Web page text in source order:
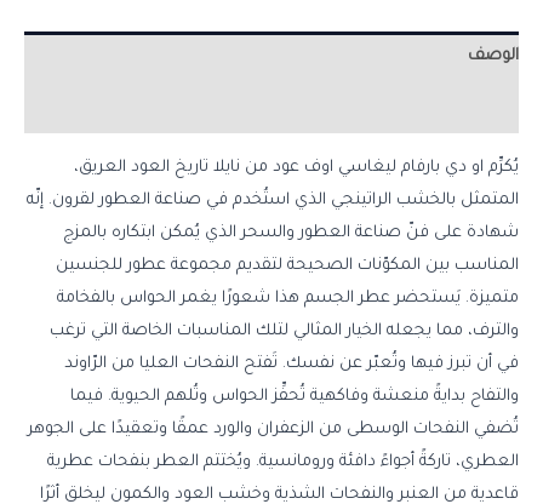
الوصف
يُكرِّم او دي بارفام ليغاسي اوف عود من نايلا تاريخ العود العريق،
المتمثل بالخشب الراتينجي الذي استُخدم في صناعة العطور لقرون. إنّه
شهادة على فنّ صناعة العطور والسحر الذي يُمكن ابتكاره بالمزج
المناسب بين المكوّنات الصحيحة لتقديم مجموعة عطور للجنسين
متميزة. يَستحضر عطر الجسم هذا شعورًا يغمر الحواس بالفخامة
والترف، مما يجعله الخيار المثالي لتلك المناسبات الخاصة التي ترغب
في أن تبرز فيها وتُعبّر عن نفسك. تَفتح النفحات العليا من الرّاوند
والتفاح بدايةً منعشة وفاكهية تُحفِّز الحواس وتُلهم الحيوية. فيما
تُضفي النفحات الوسطى من الزعفران والورد عمقًا وتعقيدًا على الجوهر
العطري، تاركةً أجواءً دافئة ورومانسية. ويُختتم العطر بنفحات عطرية
قاعدية من العنبر والنفحات الشذية وخشب العود والكمون ليخلق أثرًا